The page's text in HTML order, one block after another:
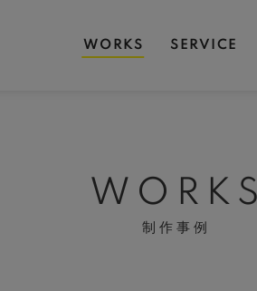
WORKS SERVICE
WORKS
制作事例